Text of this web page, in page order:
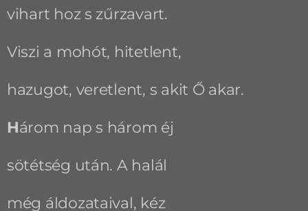
vihart hoz s zűrzavart.
Viszi a mohót, hitetlent,
hazugot, veretlent, s akit Ő akar.
Három nap s három éj
sötétség után. A halál
még áldozataival, kéz